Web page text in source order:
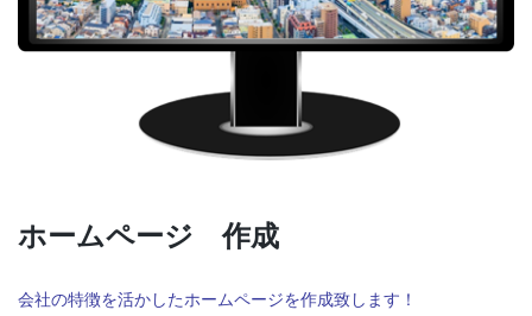
ホームページ 作成
会社の特徴を活かしたホームページを作成致します！